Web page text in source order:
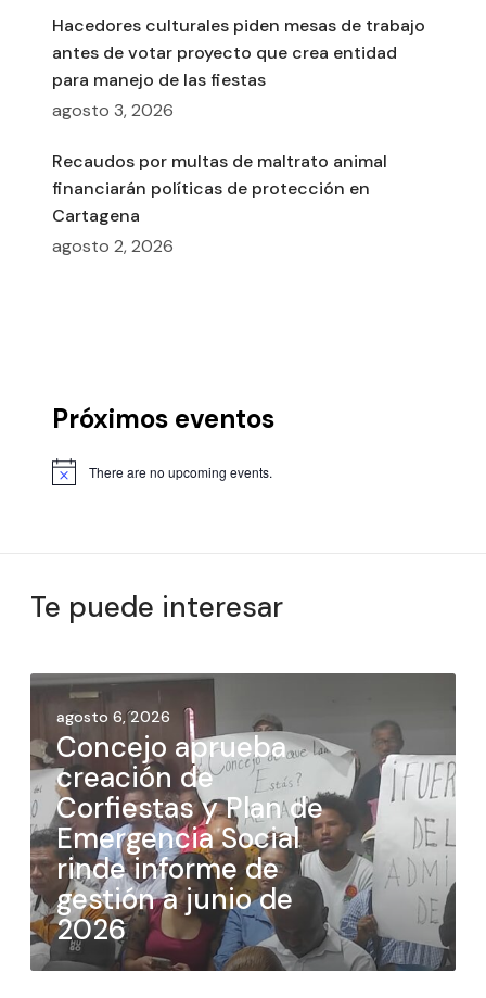
Hacedores culturales piden mesas de trabajo
antes de votar proyecto que crea entidad
para manejo de las fiestas
agosto 3, 2026
Recaudos por multas de maltrato animal
financiarán políticas de protección en
Cartagena
agosto 2, 2026
Próximos eventos
There are no upcoming events.
Te puede interesar
agosto 6, 2026
Concejo aprueba
creación de
Corfiestas y Plan de
Emergencia Social
rinde informe de
gestión a junio de
2026